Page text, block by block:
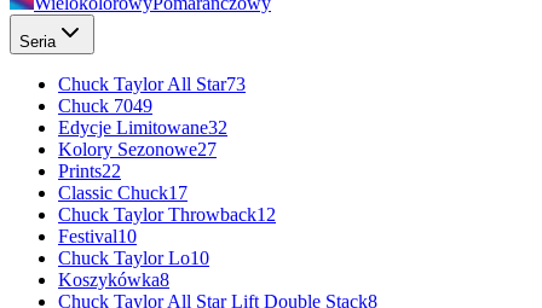
Seria
Chuck Taylor All Star73
Chuck 7049
Edycje Limitowane32
Kolory Sezonowe27
Prints22
Classic Chuck17
Chuck Taylor Throwback12
Festival10
Chuck Taylor Lo10
Koszykówka8
Chuck Taylor All Star Lift Double Stack8